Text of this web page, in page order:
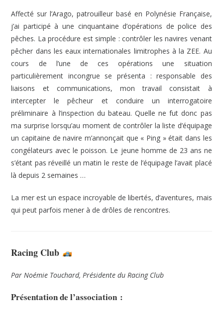
Affecté sur l’Arago, patrouilleur basé en Polynésie Française,
j’ai participé à une cinquantaine d’opérations de police des
pêches. La procédure est simple : contrôler les navires venant
pêcher dans les eaux internationales limitrophes à la ZEE. Au
cours de l’une de ces opérations une situation
particulièrement incongrue se présenta : responsable des
liaisons et communications, mon travail consistait à
intercepter le pêcheur et conduire un interrogatoire
préliminaire à l’inspection du bateau. Quelle ne fut donc pas
ma surprise lorsqu’au moment de contrôler la liste d’équipage
un capitaine de navire m’annonçait que « Ping » était dans les
congélateurs avec le poisson. Le jeune homme de 23 ans ne
s’étant pas réveillé un matin le reste de l’équipage l’avait placé
là depuis 2 semaines …
La mer est un espace incroyable de libertés, d’aventures, mais
qui peut parfois mener à de drôles de rencontres.
Racing Club
Par Noémie Touchard, Présidente du Racing Club
Présentation de l’association :